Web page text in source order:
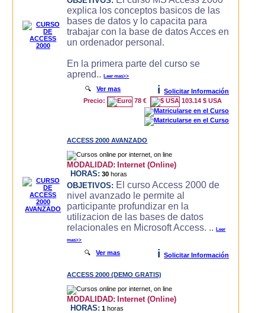
explica los conceptos basicos de las
bases de datos y lo capacita para
trabajar con la base de datos Acces en
un ordenador personal.
En la primera parte del curso se
aprend..Leer mas>>
🔍Ver mas i
Solicitar Información
Precio:
78 € 103.14 $ USA
ACCESS 2000 AVANZADO
MODALIDAD: Internet (Online)
HORAS: 30 horas
OBJETIVOS: El curso Access 2000 de
nivel avanzado le permite al
participante profundizar en la
utilizacion de las bases de datos
relacionales en Microsoft Access. ..Leer
mas>>
🔍Ver mas i Solicitar Información
ACCESS 2000 (DEMO GRATIS)
MODALIDAD: Internet (Online)
HORAS: 1 horas